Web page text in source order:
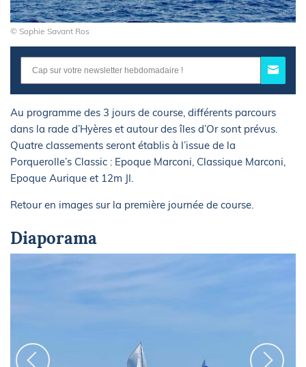
© Sophie Savant Ros
Au programme des 3 jours de course, différents parcours
dans la rade d’Hyères et autour des îles d’Or sont prévus.
Quatre classements seront établis à l’issue de la
Porquerolle’s Classic : Epoque Marconi, Classique Marconi,
Epoque Aurique et 12m JI.
Retour en images sur la première journée de course.
Diaporama